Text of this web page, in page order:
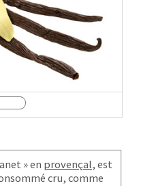
» en provençal, est
cru, comme